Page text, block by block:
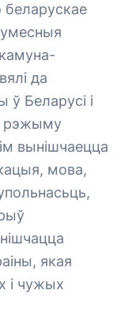
да
ў Беларусі і
рэжыму
вынішчаецца
мова,
якая
і чужых